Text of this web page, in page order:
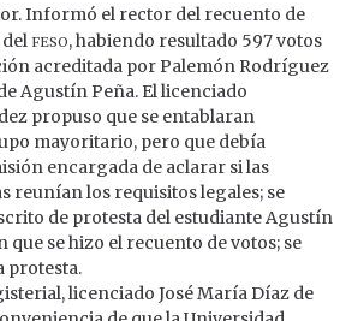
Informó el rector del recuento de
feso, habiendo resultado 597 votos
acreditada por Palemón Rodríguez
Agustín Peña. El licenciado
propuso que se entablaran
mayoritario, pero que debía
encargada de aclarar si las
reunían los requisitos legales; se
de protesta del estudiante Agustín
que se hizo el recuento de votos; se
protesta.
licenciado José María Díaz de